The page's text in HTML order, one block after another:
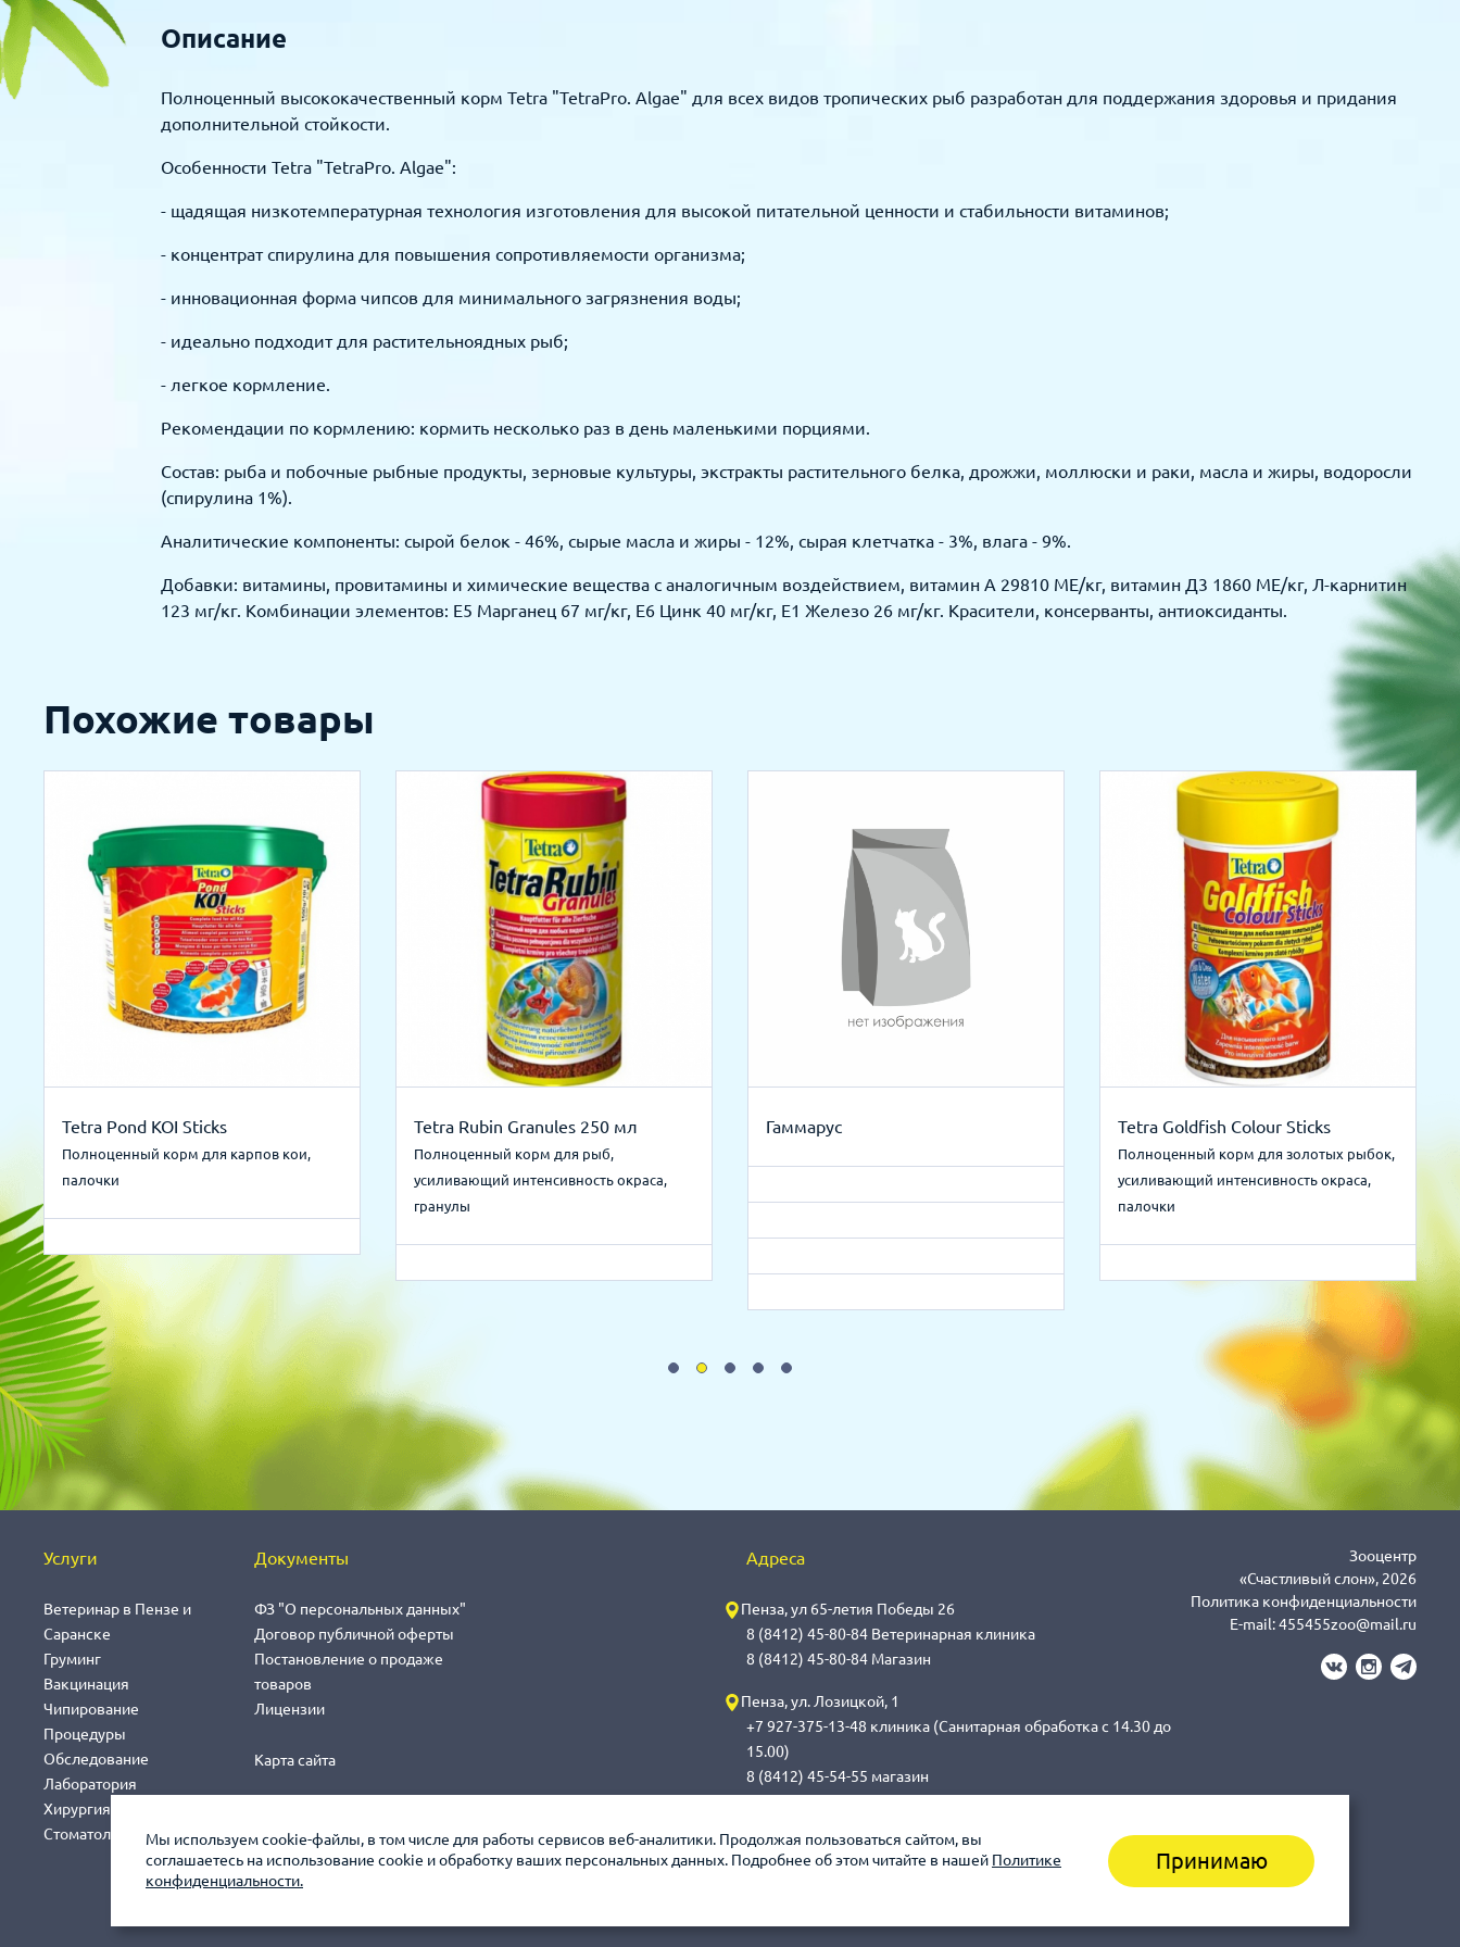
Мы используем cookie-файлы, в том числе для работы сервисов веб-аналитики. Продолжая пользоваться сайтом, вы
соглашаетесь на использование cookie и обработку ваших персональных данных. Подробнее об этом читайте в нашей Политике
конфиденциальности.
Принимаю
Описание
Полноценный высококачественный корм Tetra "TetraPro. Algae" для всех видов тропических рыб разработан для поддержания здоровья и придания
дополнительной стойкости.
Особенности Tetra "TetraPro. Algae":
- щадящая низкотемпературная технология изготовления для высокой питательной ценности и стабильности витаминов;
- концентрат спирулина для повышения сопротивляемости организма;
- инновационная форма чипсов для минимального загрязнения воды;
- идеально подходит для растительноядных рыб;
- легкое кормление.
Рекомендации по кормлению: кормить несколько раз в день маленькими порциями.
Состав: рыба и побочные рыбные продукты, зерновые культуры, экстракты растительного белка, дрожжи, моллюски и раки, масла и жиры, водоросли
(спирулина 1%).
Аналитические компоненты: сырой белок - 46%, сырые масла и жиры - 12%, сырая клетчатка - 3%, влага - 9%.
Добавки: витамины, провитамины и химические вещества с аналогичным воздействием, витамин А 29810 МЕ/кг, витамин Д3 1860 МЕ/кг, Л-карнитин
123 мг/кг. Комбинации элементов: Е5 Марганец 67 мг/кг, Е6 Цинк 40 мг/кг, Е1 Железо 26 мг/кг. Красители, консерванты, антиоксиданты.
Похожие товары
Tetra Pond KOI Sticks
Полноценный корм для карпов кои,
палочки
Tetra Rubin Granules 250 мл
Полноценный корм для рыб,
усиливающий интенсивность окраса,
гранулы
Гаммарус Tetra Goldfish Colour Sticks
Полноценный корм для золотых рыбок,
усиливающий интенсивность окраса,
палочки
Услуги
Ветеринар в Пензе и
Саранске
Груминг
Вакцинация
Чипирование
Процедуры
Обследование
Лаборатория
Хирургия
Стоматология
Документы
ФЗ "О персональных данных"
Договор публичной оферты
Постановление о продаже
товаров
Лицензии
Карта сайта
Адреса
Пенза, ул 65-летия Победы 26
8 (8412) 45-80-84 Ветеринарная клиника
8 (8412) 45-80-84 Магазин
Пенза, ул. Лозицкой, 1
+7 927-375-13-48 клиника (Санитарная обработка с 14.30 до
15.00)
8 (8412) 45-54-55 магазин
8 (8342) 314-341, сот 8(9648) 53-43-41 клиника (Санитарная
обработка с 14.00 до 14.30)
Зооцентр
«Счастливый слон», 2026
Политика конфиденциальности
E-mail:455455zoo@mail.ru